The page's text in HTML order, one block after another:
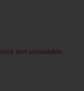
and unavailable.